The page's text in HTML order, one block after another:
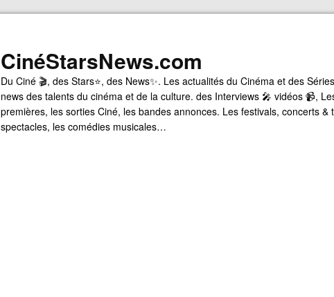
CinéStarsNews.com
Du Ciné 🎬, des Stars⭐, des News✨. Les actualités du Cinéma et des
news des talents du cinéma et de la culture. des Interviews 🎤 vidéos 📹,
premières, les sorties Ciné, les bandes annonces. Les festivals, concerts &
spectacles, les comédies musicales…